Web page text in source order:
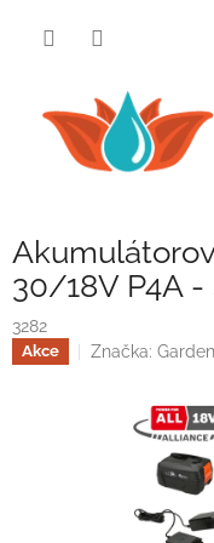
30/18V P4A -
3282
Akce Značka: